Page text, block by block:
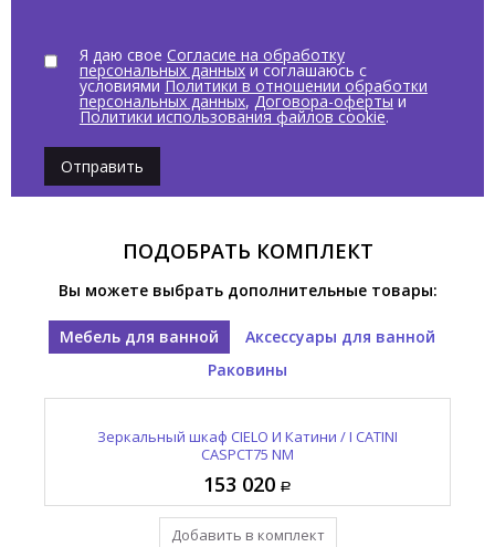
Я даю свое Согласие на обработку
персональных данныхи соглашаюсь с
условиями Политики в отношении обработки
персональных данных, Договора-оферты и
Политики использования файлов cookie.
Отправить
ПОДОБРАТЬ КОМПЛЕКТ
Вы можете выбрать дополнительные товары:
Мебель для ванной
Аксессуары для ванной
Раковины
Зеркальный шкаф CIELO И Катини / I CATINI
CASPCT75 NM
153 020
Добавить в комплект
Полотенцедержатель CIELO Эра-Эко / ERA-ECO
ERPLST NM
14 795
Уже в комплекте
Раковина подвесная CIELO Эра-Эко / ERA-ECO
ERLA60DX CM
65 465
Уже в комплекте